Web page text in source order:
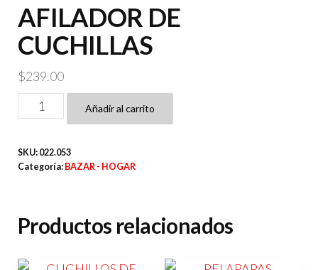
AFILADOR DE
CUCHILLAS
$239.00
AFILADOR
DE
cantidad
Añadir al carrito
SKU: 022.053
Categoría: BAZAR - HOGAR
Productos relacionados